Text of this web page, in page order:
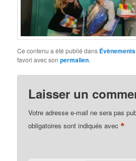
Ce contenu a été publié dans Évènements
favori avec sonpermalien.
Laisser un
Votre adresse e-mail ne sera pas
obligatoires sont indiqués avec*